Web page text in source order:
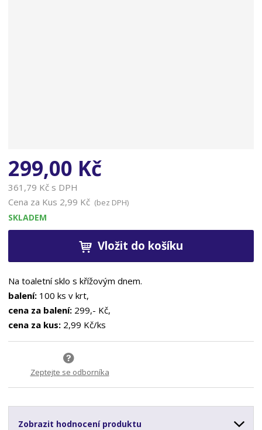
299,00 Kč
361,79 Kč s DPH
Cena za Kus 2,99 Kč (bez DPH)
SKLADEM
Vložit do košíku
Na toaletní sklo s křížovým dnem.
balení: 100 ks v krt,
cena za balení: 299,- Kč,
cena za kus: 2,99 Kč/ks
Zeptejte se odborníka
Zobrazit hodnocení produktu